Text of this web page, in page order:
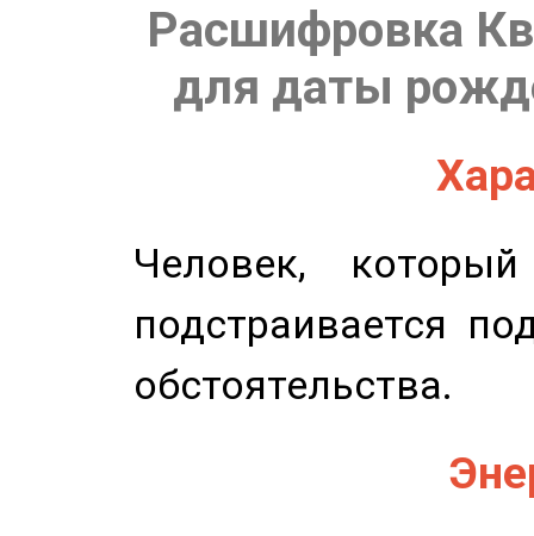
Расшифровка
для даты
Человек,
подстраивается
обстоятельства.